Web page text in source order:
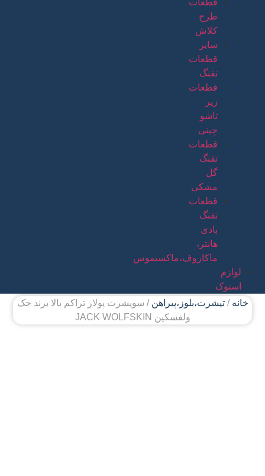
قطعات
طرح
کلاش
سایر
قطعات
تفنگ
قطعات
زیر
تاشو
چینی
قطعات
تفنگ
گل
مشکی
قطعات
تفنگ
بادی
هانتر،
ماکاروف،ماکسیموس
لوازم
استوک
خانه /تیشرت،بلوز،پیراهن / سویشرت پولار تراکم بالا برند جک
ولفسکین JACK WOLFSKIN